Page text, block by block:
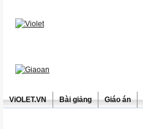
ViOLET.VN Bài giảng Giáo án